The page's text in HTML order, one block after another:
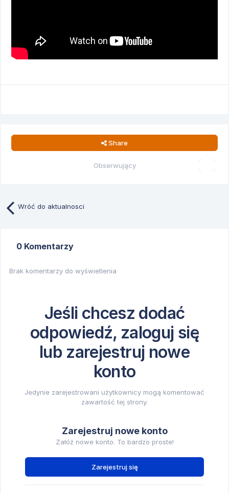
Share
Obserwujący
Wróć do aktualnosci
0 Komentarzy
Brak komentarzy do wyświetlenia
Jeśli chcesz dodać
odpowiedź, zaloguj się
lub zarejestruj nowe
konto
Jedynie zarejestrowani użytkownicy mogą komentować
zawartość tej strony.
Zarejestruj nowe konto
Załóż nowe konto. To bardzo proste!
Zarejestruj się